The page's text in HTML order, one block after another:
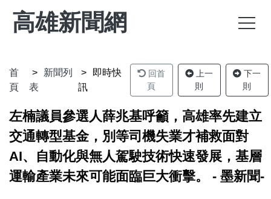
高雄新聞網
首
頁
新聞列
表
即時快
訊
回首
頁
上一
則
下一
則
左楠議員參選人薛兆基呼籲，高雄率先建立
交通轉型基金，別等司機失業才補救面對
AI、自動化與無人駕駛技術快速發展，基層
運輸產業未來可能面臨巨大衝擊。 - 墨新聞-